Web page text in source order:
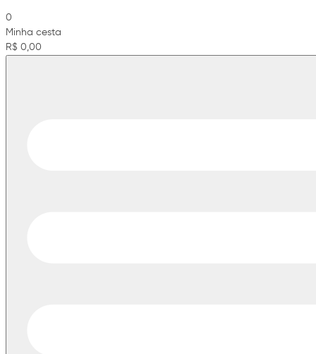
0
Minha cesta
R$ 0,00